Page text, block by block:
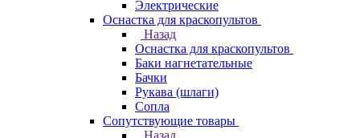
Электрические
Оснастка для краскопультов
Назад
Оснастка для краскопультов
Баки нагнетательные
Бачки
Рукава (шлаги)
Сопла
Сопутствующие товары
Назад